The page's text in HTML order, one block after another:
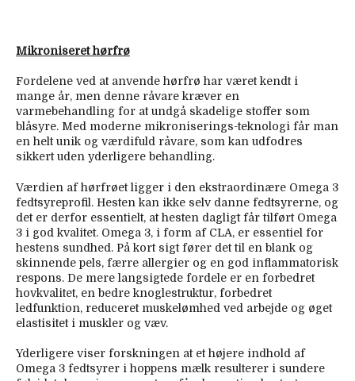
Mikroniseret hørfrø
Fordelene ved at anvende hørfrø har været kendt i
mange år, men denne råvare kræver en
varmebehandling for at undgå skadelige stoffer som
blåsyre. Med moderne mikroniserings-teknologi får man
en helt unik og værdifuld råvare, som kan udfodres
sikkert uden yderligere behandling.
Værdien af hørfrøet ligger i den ekstraordinære Omega 3
fedtsyreprofil. Hesten kan ikke selv danne fedtsyrerne, og
det er derfor essentielt, at hesten dagligt får tilført Omega
3 i god kvalitet. Omega 3, i form af CLA, er essentiel for
hestens sundhed. På kort sigt fører det til en blank og
skinnende pels, færre allergier og en god inflammatorisk
respons. De mere langsigtede fordele er en forbedret
hovkvalitet, en bedre knoglestruktur, forbedret
ledfunktion, reduceret muskelømhed ved arbejde og øget
elastisitet i muskler og væv.
Yderligere viser forskningen at et højere indhold af
Omega 3 fedtsyrer i hoppens mælk resulterer i sundere